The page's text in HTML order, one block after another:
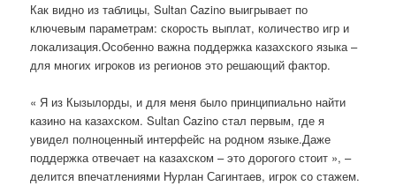
Как видно из таблицы, Sultan Cazino выигрывает по
ключевым параметрам: скорость выплат, количество игр и
локализация.Особенно важна поддержка казахского языка –
для многих игроков из регионов это решающий фактор.
« Я из Кызылорды, и для меня было принципиально найти
казино на казахском. Sultan Cazino стал первым, где я
увидел полноценный интерфейс на родном языке.Даже
поддержка отвечает на казахском – это дорогого стоит », –
делится впечатлениями Нурлан Сагинтаев, игрок со стажем.